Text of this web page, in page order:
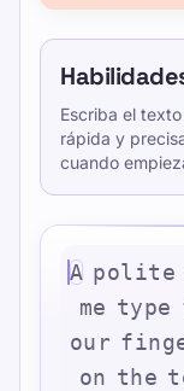
Escriba el
rápida y
cuando
A polite
me type
ou r fing
on t he t